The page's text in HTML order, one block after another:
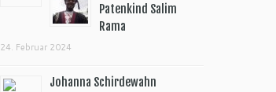
Patenkind Salim
Rama
24. Februar 2024
Johanna Schirdewahn